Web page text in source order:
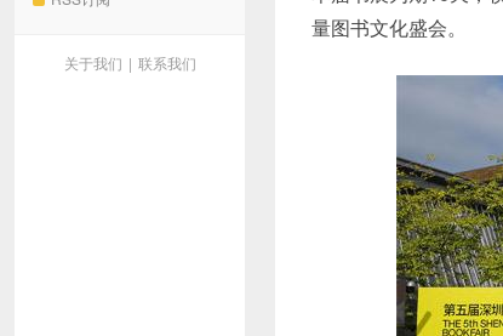
关于我们 | 联系我们
量图书文化盛会。